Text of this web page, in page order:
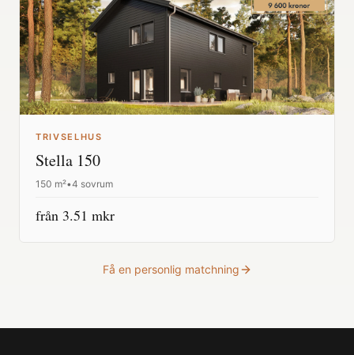
TRIVSELHUS
Stella 150
150 m²•4 sovrum
från 3.51 mkr
Få en personlig matchning